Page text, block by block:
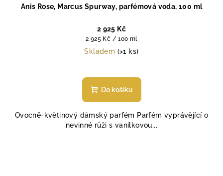
Anis Rose, Marcus Spurway, parfémová voda, 100 ml
2 925 Kč
Měrná
cena:
2 925 Kč / 100 ml
Skladem (>1 ks)
hodnocení
produktu
z
5
Do košíku
Ovocně-květinový dámský parfém Parfém vyprávějící o
nevinné růži s vanilkovou...